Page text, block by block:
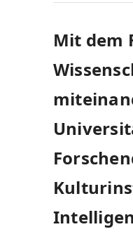
Mit dem